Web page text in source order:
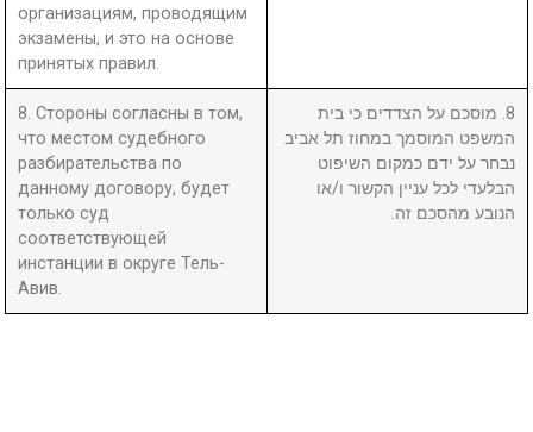
организациям, проводящим
экзамены, и это на основе
принятых правил.
8. Стороны согласны в том,
что местом судебного
разбирательства по
данному договору, будет
только суд
соответствующей
инстанции в округе Тель-
Авив.
8. מוסכם על הצדדים כי בית
המשפט המוסמך במחוז תל אביב
נבחר על ידם כמקום השיפוט
הבלעדי לכל עניין הקשור ו/או
הנובע מהסכם זה.